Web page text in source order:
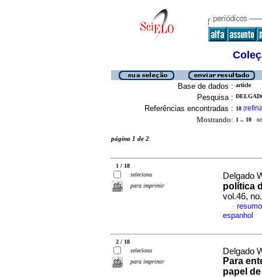
Base de dados : article
Pesquisa :
Referências encontradas : 18 [
Mostrando: 1 .. 10
página 1 de 2
1 / 18
seleciona
para imprimir
Delgado
política
vol.46,
·
espanhol
2 / 18
seleciona
para imprimir
Delgado
Para
papel